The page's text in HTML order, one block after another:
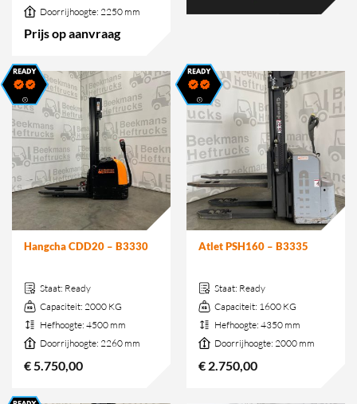
Doorrijhoogte: 2250 mm
Prijs op aanvraag
Hangcha CDD20 – B3330
Staat: Ready
Capaciteit: 2000 KG
Hefhoogte: 4500 mm
Doorrijhoogte: 2260 mm
€5.750,00
Atlet PSH160 – B3335
Staat: Ready
Capaciteit: 1600 KG
Hefhoogte: 4350 mm
Doorrijhoogte: 2000 mm
€ 2.750,00